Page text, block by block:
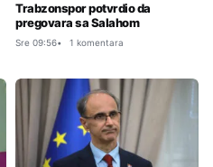
Trabzonspor potvrdio da
pregovara sa Salahom
Sre 09:56 1 komentara